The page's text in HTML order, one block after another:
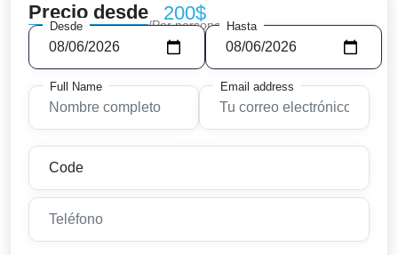
Precio desde 200$
/Por persona
Desde Hasta
Full Name Email address